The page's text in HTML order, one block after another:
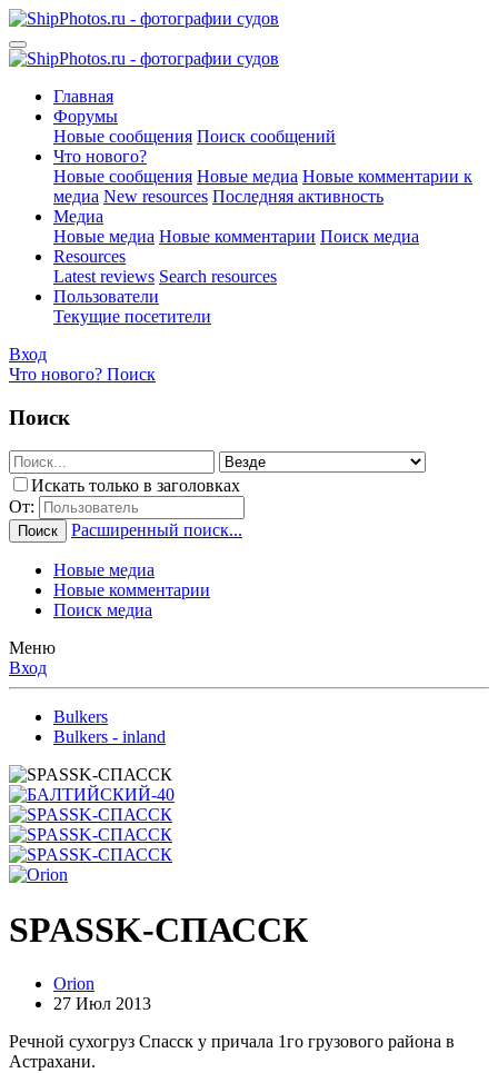
Главная
Форумы
Новые сообщения Поиск сообщений
Что нового?
Новые сообщения Новые медиа Новые комментарии к
медиа New resources Последняя активность
Медиа
Новые медиа Новые комментарии Поиск медиа
Resources
Latest reviews Search resources
Пользователи
Текущие посетители
Вход
Что нового? Поиск
Поиск
Искать только в заголовках
От:
Поиск Расширенный поиск...
Новые медиа
Новые комментарии
Поиск медиа
Меню
Вход
Bulkers
Bulkers - inland
SPASSK-СПАССК
Orion
27 Июл 2013
Речной сухогруз Спасск у причала 1го грузового района в
Астрахани.